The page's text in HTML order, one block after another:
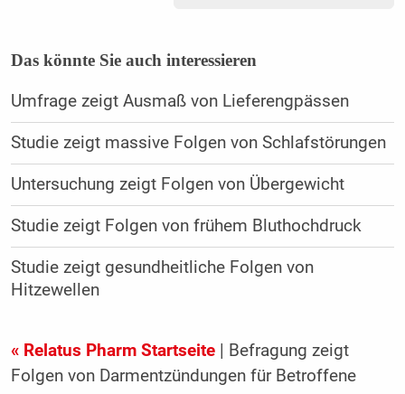
Das könnte Sie auch interessieren
Umfrage zeigt Ausmaß von Lieferengpässen
Studie zeigt massive Folgen von Schlafstörungen
Untersuchung zeigt Folgen von Übergewicht
Studie zeigt Folgen von frühem Bluthochdruck
Studie zeigt gesundheitliche Folgen von
Hitzewellen
« Relatus Pharm Startseite| Befragung zeigt
Folgen von Darmentzündungen für Betroffene